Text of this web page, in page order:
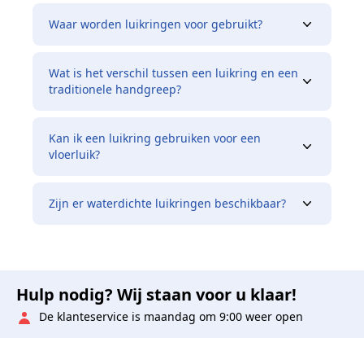
Waar worden luikringen voor gebruikt?
Wat is het verschil tussen een luikring en een
traditionele handgreep?
Kan ik een luikring gebruiken voor een
vloerluik?
Zijn er waterdichte luikringen beschikbaar?
Hulp nodig? Wij staan voor u klaar!
De klanteservice is maandag om 9:00 weer open